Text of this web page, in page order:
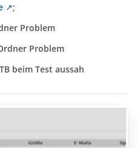
;
Problem
Problem
beim Test aussah